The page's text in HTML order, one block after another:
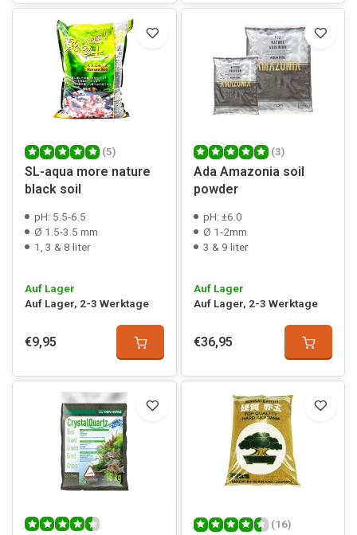
(5)
SL-aqua more nature
black soil
pH: 5.5-6.5
Ø 1.5-3.5 mm
1, 3 & 8 liter
Auf Lager
Auf Lager, 2-3 Werktage
€9,95
(3)
Ada Amazonia soil
powder
pH: ±6.0
Ø 1-2mm
3 & 9 liter
Auf Lager
Auf Lager, 2-3 Werktage
€36,95
(16)